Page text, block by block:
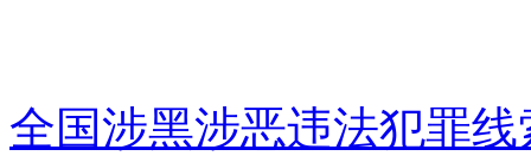
全国涉黑涉恶违法犯罪线